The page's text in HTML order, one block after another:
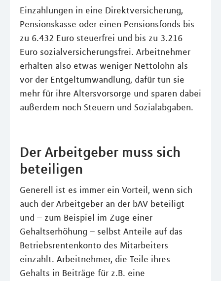
Einzahlungen in eine Direktversicherung,
Pensionskasse oder einen Pensionsfonds bis
zu 6.432 Euro steuerfrei und bis zu 3.216
Euro sozialversicherungsfrei. Arbeitnehmer
erhalten also etwas weniger Nettolohn als
vor der Entgeltumwandlung, dafür tun sie
mehr für ihre Altersvorsorge und sparen dabei
außerdem noch Steuern und Sozialabgaben.
Der Arbeitgeber muss sich
beteiligen
Generell ist es immer ein Vorteil, wenn sich
auch der Arbeitgeber an der bAV beteiligt
und – zum Beispiel im Zuge einer
Gehaltserhöhung – selbst Anteile auf das
Betriebsrentenkonto des Mitarbeiters
einzahlt. Arbeitnehmer, die Teile ihres
Gehalts in Beiträge für z.B. eine